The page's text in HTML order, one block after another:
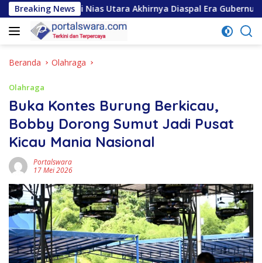
Langsung
ke
konten
Breaking News
di Nias Utara Akhirnya Diaspal Era Gubernur Bobby
Beranda Olahraga
Olahraga
Buka Kontes Burung Berkicau,
Bobby Dorong Sumut Jadi Pusat
Kicau Mania Nasional
Portalswara
17 Mei 2026